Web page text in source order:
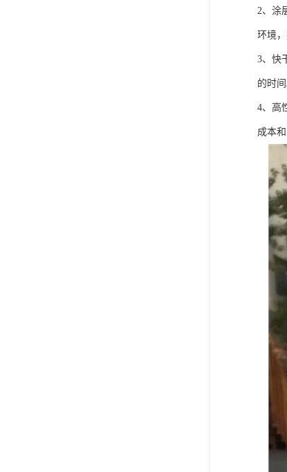
2、涂
环境
3、快
的时间
4、高
成本